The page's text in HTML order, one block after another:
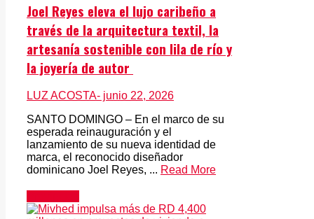
Joel Reyes eleva el lujo caribeño a
través de la arquitectura textil, la
artesanía sostenible con lila de río y
la joyería de autor
LUZ ACOSTA- junio 22, 2026
SANTO DOMINGO – En el marco de su
esperada reinauguración y el
lanzamiento de su nueva identidad de
marca, el reconocido diseñador
dominicano Joel Reyes, ... Read More